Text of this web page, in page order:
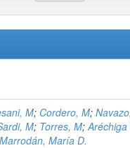
M; Cordero, M;
M; Torres, M;Aréchiga
Marrodán, María D.